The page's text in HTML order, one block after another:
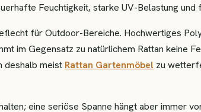
Feuchtigkeit, starke UV-Belastung und
für Outdoor-Bereiche. Hochwertiges
im Gegensatz zu natürlichem Rattan keine
deshalb meist Rattan Gartenmöbel zu
eine seriöse Spanne hängt aber immer